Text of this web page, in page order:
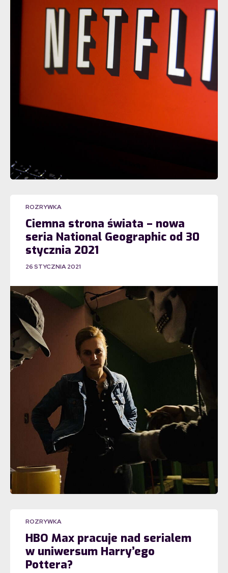
ROZRYWKA
Ciemna strona świata – nowa
seria National Geographic od 30
stycznia 2021
26 STYCZNIA 2021
ROZRYWKA
HBO Max pracuje nad serialem
w uniwersum Harry’ego
Pottera?